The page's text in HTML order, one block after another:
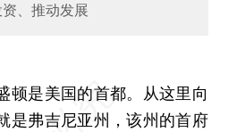
、推动发展
是美国的首都。从这里向
是弗吉尼亚州，该州的首府